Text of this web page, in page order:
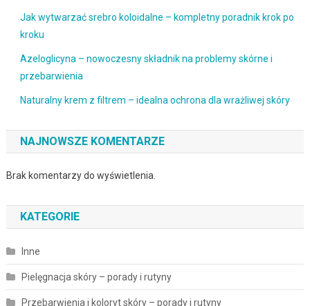
Jak wytwarzać srebro koloidalne – kompletny poradnik krok po
kroku
Azeloglicyna – nowoczesny składnik na problemy skórne i
przebarwienia
Naturalny krem z filtrem – idealna ochrona dla wrażliwej skóry
NAJNOWSZE KOMENTARZE
Brak komentarzy do wyświetlenia.
KATEGORIE
Inne
Pielęgnacja skóry – porady i rutyny
Przebarwienia i koloryt skóry – porady i rutyny